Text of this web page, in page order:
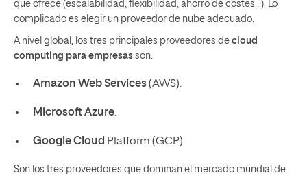
que ofrece (escalabilidad, flexibilidad, ahorro de costes…). Lo
complicado es elegir un proveedor de nube adecuado.
A nivel global, los tres principales proveedores de cloud
computing para empresas son:
Amazon Web Services(AWS).
Microsoft Azure.
Google Cloud Platform (GCP).
Son los tres proveedores que dominan el mercado mundial de